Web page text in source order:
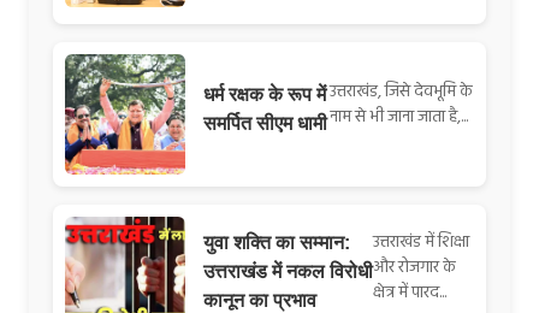
धर्म रक्षक के रूप में
समर्पित सीएम धामी
उत्तराखंड, जिसे देवभूमि के
नाम से भी जाना जाता है,...
युवा शक्ति का सम्मान:
उत्तराखंड में नकल विरोधी
कानून का प्रभाव
उत्तराखंड में शिक्षा
और रोजगार के
क्षेत्र में पारद...